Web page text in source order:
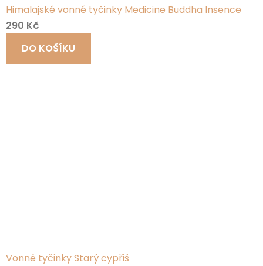
Himalajské vonné tyčinky Medicine Buddha Insence
290 Kč
DO KOŠÍKU
Vonné tyčinky Starý cypřiš